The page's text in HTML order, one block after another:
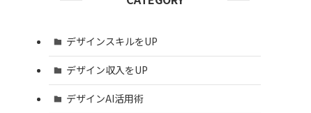
デザインスキルをUP
デザイン収入をUP
デザインAI活用術